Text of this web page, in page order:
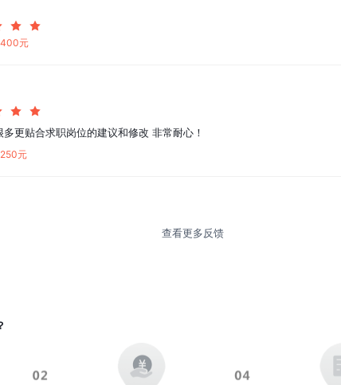
400元
多更贴合求职岗位的建议和修改 非常耐心！
250元
查看更多反馈